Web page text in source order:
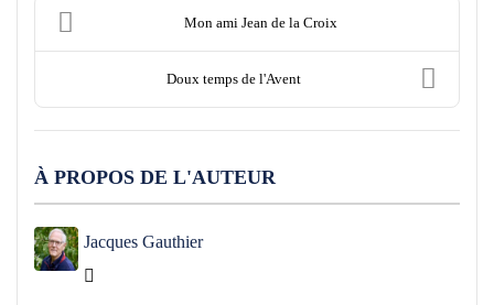
Mon ami Jean de la Croix
Doux temps de l'Avent
À PROPOS DE L'AUTEUR
Jacques Gauthier